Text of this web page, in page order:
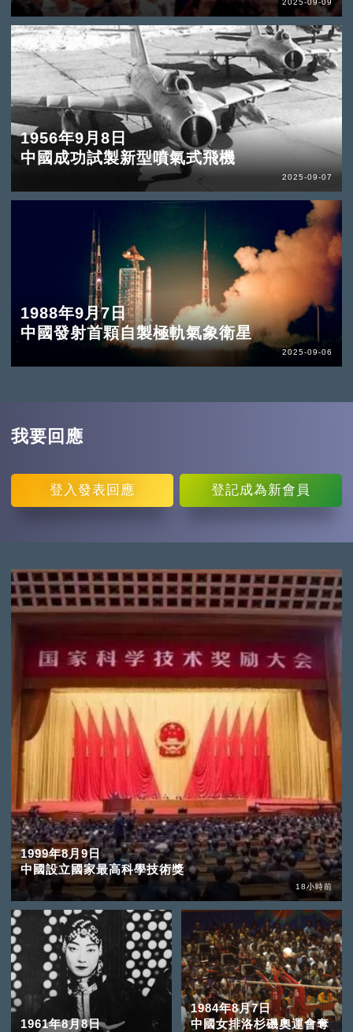
1956年9月8日
中國成功試製新型噴氣式飛機
2025-09-07
1988年9月7日
中國發射首顆自製極軌氣象衛星
2025-09-06
我要回應
登入 發表回應 登記成為新會員
1999年8月9日
中國設立國家最高科學技術獎
18小時前
1961年8月8日
1984年8月7日
中國女排洛杉磯奧運會奪